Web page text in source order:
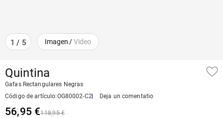
1 / 5 Imagen /Video
Quintina
Gafas Rectangulares Negras
Código de artículo:OG80002-C2 Deja un comentatio
56,95 €118,95 €